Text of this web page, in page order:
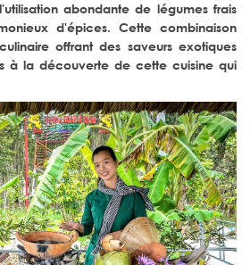
abondante de légumes frais
d'épices. Cette combinaison
offrant des saveurs exotiques
à la découverte de cette cuisine qui